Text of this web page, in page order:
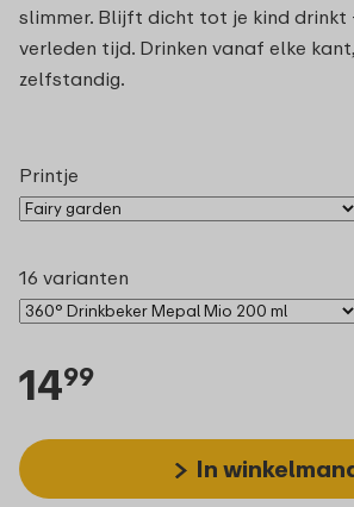
slimmer. Blijft dicht tot je kind drinkt
verleden tijd. Drinken vanaf elke
zelfstandig.
Printje
16 varianten
1499
In